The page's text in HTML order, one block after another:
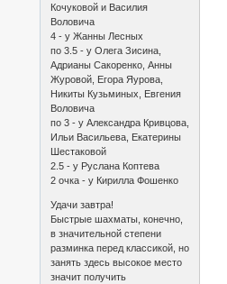
Кочуковой и Василия
Воловича
4 - у Жанны Лесных
по 3.5 - у Олега Зисина,
Адрианы Сакоренко, Анны
Журовой, Егора Яурова,
Никиты Кузьминых, Евгения
Воловича
по 3 - у Александра Кривцова,
Ильи Васильева, Екатерины
Шестаковой
2.5 - у Руслана Коптева
2 очка - у Кирилла Фошенко
Удачи завтра!
Быстрые шахматы, конечно,
в значительной степени
разминка перед классикой, но
занять здесь высокое место
значит получить